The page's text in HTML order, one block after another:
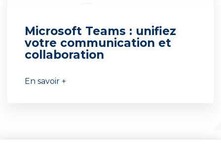
Microsoft Teams : unifiez
votre communication et
collaboration
En savoir +